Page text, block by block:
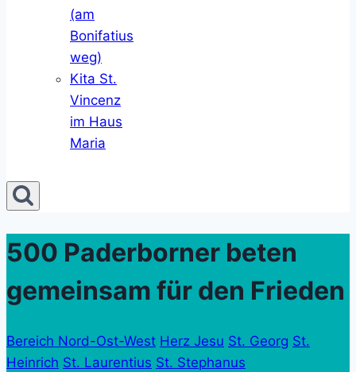
(am
Bonifatius
weg)
Kita St.
Vincenz
im Haus
Maria
500 Paderborner beten
gemeinsam für den Frieden
Bereich Nord-Ost-West Herz Jesu St. Georg St.
Heinrich St. Laurentius St. Stephanus